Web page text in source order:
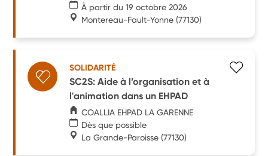
À partir du 19 octobre 2026
Montereau-Fault-Yonne (77130)
SOLIDARITÉ
SC2S: Aide à l’organisation et à
l'animation dans un EHPAD
COALLIA EHPAD LA GARENNE
Dès que possible
La Grande-Paroisse (77130)